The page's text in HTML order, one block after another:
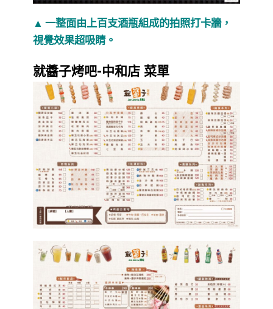
▲ 一整面由上百支酒瓶組成的拍照打卡牆，
視覺效果超吸睛。
就醬子烤吧-中和店 菜單